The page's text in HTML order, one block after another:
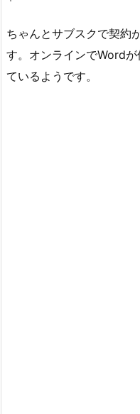
ちゃんとサブスクで契約
す。オンラインでWord
ているようです。